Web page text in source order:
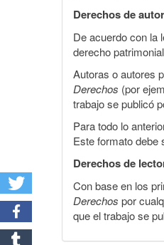
Derechos de
De acuerdo con la
derecho
Autoras o autores
Derechos (por
trabajo se publicó
Para todo lo
Este formato debe
Derechos de
Con base en los
Derechos por
que el trabajo se